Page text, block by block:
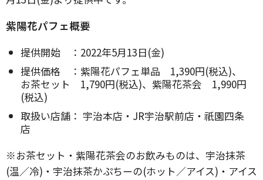
紫陽花パフェ概要
提供開始 ：2022年5月13日(金)
提供価格 ：紫陽花パフェ単品 1,390円(税込)、
お茶セット 1,790円(税込)、紫陽花茶会 1,990円
(税込)
取扱い店舗： 宇治本店・JR宇治駅前店・祇園四条
店
※お茶セット・紫陽花茶会のお飲みものは、宇治抹茶
(温／冷)・宇治抹茶かぷちーの(ホット／アイス)・アイス